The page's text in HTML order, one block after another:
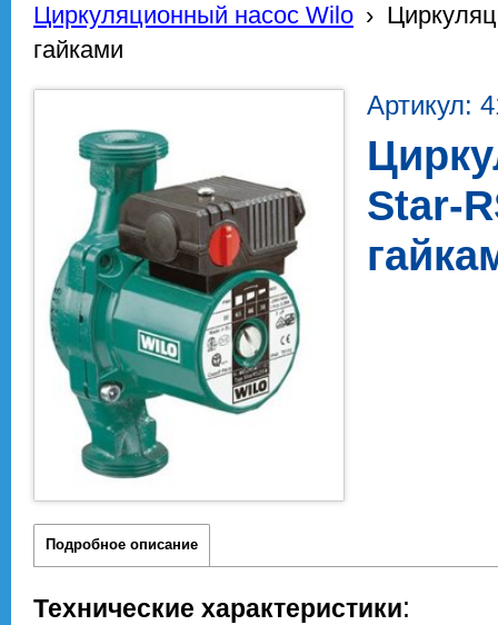
Циркуляционный насос Wilo ›
гайками
Артикул:
Star-
Подробное описание
Технические характеристики: